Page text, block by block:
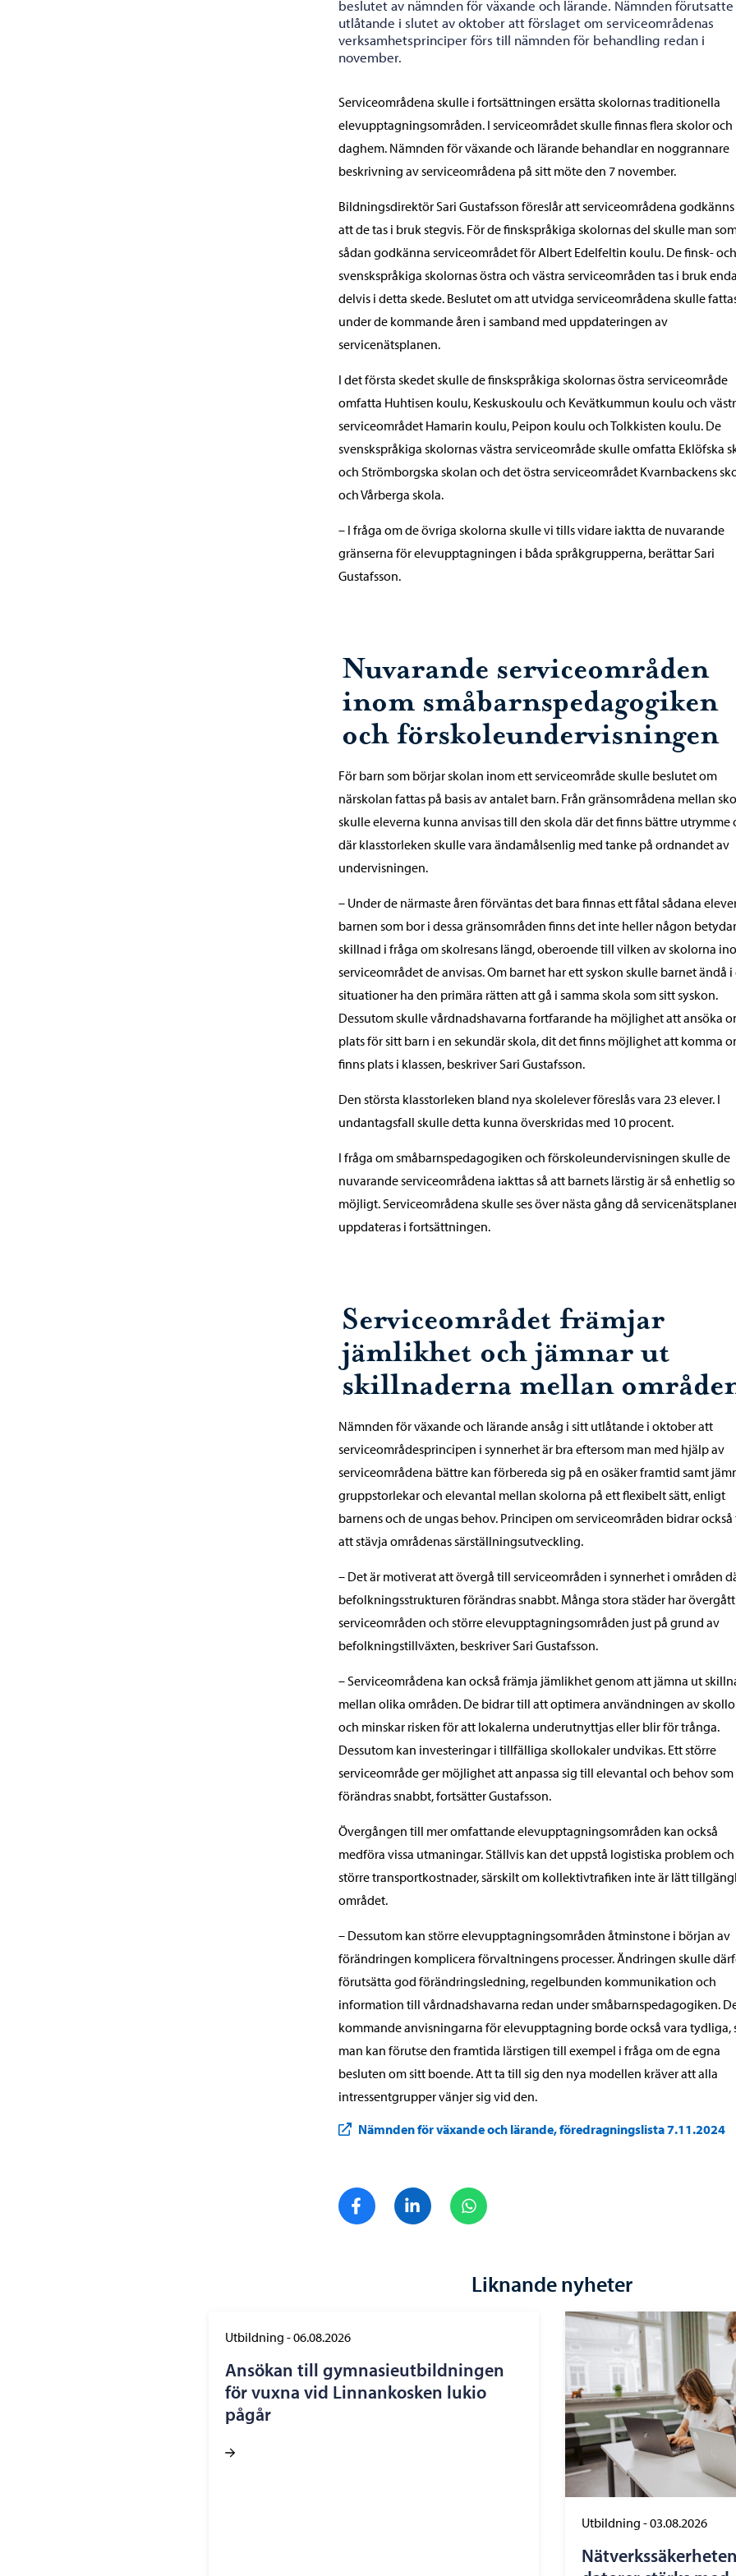
beslutet av nämnden för växande och lärande. Nämnden
utlåtande i slutet av oktober att förslaget om serviceområdenas
verksamhetsprinciper förs till nämnden för behandling redan i
november.
Serviceområdena skulle i fortsättningen ersätta skolornas traditionella
elevupptagningsområden. I serviceområdet skulle finnas flera skolor och
daghem. Nämnden för växande och lärande behandlar en noggrannare
beskrivning av serviceområdena på sitt möte den 7 november.
Bildningsdirektör Sari Gustafsson föreslår att serviceområdena
att de tas i bruk stegvis. För de finskspråkiga skolornas del skulle man
sådan godkänna serviceområdet för Albert Edelfeltin koulu. De finsk- och
svenskspråkiga skolornas östra och västra serviceområden tas i bruk
delvis i detta skede. Beslutet om att utvidga serviceområdena skulle
under de kommande åren i samband med uppdateringen av
servicenätsplanen.
I det första skedet skulle de finskspråkiga skolornas östra serviceområde
omfatta Huhtisen koulu, Keskuskoulu och Kevätkummun koulu och
serviceområdet Hamarin koulu, Peipon koulu och Tolkkisten koulu. De
svenskspråkiga skolornas västra serviceområde skulle omfatta Eklöfska
och Strömborgska skolan och det östra serviceområdet Kvarnbackens
och Vårberga skola.
– I fråga om de övriga skolorna skulle vi tills vidare iaktta de nuvarande
gränserna för elevupptagningen i båda språkgrupperna, berättar Sari
Gustafsson.
Nuvarande serviceområden
inom småbarnspedagogiken
och förskoleundervisningen
För barn som börjar skolan inom ett serviceområde skulle beslutet om
närskolan fattas på basis av antalet barn. Från gränsområdena mellan
skulle eleverna kunna anvisas till den skola där det finns bättre utrymme
där klasstorleken skulle vara ändamålsenlig med tanke på ordnandet av
undervisningen.
– Under de närmaste åren förväntas det bara finnas ett fåtal sådana
barnen som bor i dessa gränsområden finns det inte heller någon
skillnad i fråga om skolresans längd, oberoende till vilken av skolorna
serviceområdet de anvisas. Om barnet har ett syskon skulle barnet ändå i
situationer ha den primära rätten att gå i samma skola som sitt syskon.
Dessutom skulle vårdnadshavarna fortfarande ha möjlighet att ansöka
plats för sitt barn i en sekundär skola, dit det finns möjlighet att komma
finns plats i klassen, beskriver Sari Gustafsson.
Den största klasstorleken bland nya skolelever föreslås vara 23 elever. I
undantagsfall skulle detta kunna överskridas med 10 procent.
I fråga om småbarnspedagogiken och förskoleundervisningen skulle de
nuvarande serviceområdena iakttas så att barnets lärstig är så enhetlig
möjligt. Serviceområdena skulle ses över nästa gång då
uppdateras i fortsättningen.
Serviceområdet främjar
jämlikhet och jämnar ut
skillnaderna mellan
Nämnden för växande och lärande ansåg i sitt utlåtande i oktober att
serviceområdesprincipen i synnerhet är bra eftersom man med hjälp av
serviceområdena bättre kan förbereda sig på en osäker framtid samt
gruppstorlekar och elevantal mellan skolorna på ett flexibelt sätt, enligt
barnens och de ungas behov. Principen om serviceområden bidrar
att stävja områdenas särställningsutveckling.
– Det är motiverat att övergå till serviceområden i synnerhet i områden
befolkningsstrukturen förändras snabbt. Många stora städer har
serviceområden och större elevupptagningsområden just på grund av
befolkningstillväxten, beskriver Sari Gustafsson.
– Serviceområdena kan också främja jämlikhet genom att jämna ut
mellan olika områden. De bidrar till att optimera användningen av
och minskar risken för att lokalerna underutnyttjas eller blir för trånga.
Dessutom kan investeringar i tillfälliga skollokaler undvikas. Ett större
serviceområde ger möjlighet att anpassa sig till elevantal och behov som
förändras snabbt, fortsätter Gustafsson.
Övergången till mer omfattande elevupptagningsområden kan också
medföra vissa utmaningar. Ställvis kan det uppstå logistiska problem och
större transportkostnader, särskilt om kollektivtrafiken inte är lätt
området.
– Dessutom kan större elevupptagningsområden åtminstone i början av
förändringen komplicera förvaltningens processer. Ändringen skulle
förutsätta god förändringsledning, regelbunden kommunikation och
information till vårdnadshavarna redan under småbarnspedagogiken.
kommande anvisningarna för elevupptagning borde också vara tydliga,
man kan förutse den framtida lärstigen till exempel i fråga om de egna
besluten om sitt boende. Att ta till sig den nya modellen kräver att alla
intressentgrupper vänjer sig vid den.
Nämnden för växande och lärande, föredragningslista 7.11.2024
Dela på FacebookDela på LinkedIn
Liknande nyheter
Utbildning -06.08.2026
Ansökan till gymnasieutbildningen
för vuxna vid Linnankosken lukio
pågår
Utbildning -03.08.2026